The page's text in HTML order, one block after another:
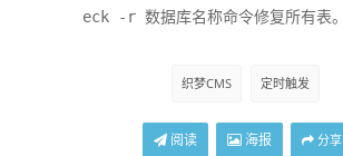
eck -r 数据库名称命令修复所有表。
织梦CMS 定时触发
阅读 海报 分享